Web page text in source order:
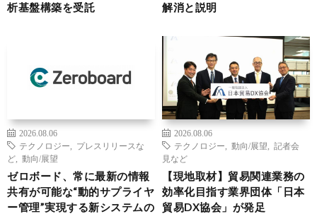
析基盤構築を受託
解消と説明
2026.08.06
テクノロジー
プレスリリースな
ど
動向/展望
ゼロボード、常に最新の情報
共有が可能な“動的サプライヤ
ー管理”実現する新システムの
2026.08.06
テクノロジー
動向/展望
記者会
見など
【現地取材】貿易関連業務の
効率化目指す業界団体「日本
貿易DX協会」が発足